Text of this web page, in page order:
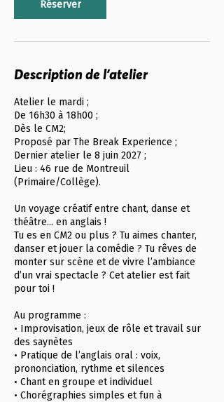
p
Réserver
Description de l'atelier
Atelier le mardi ;
De 16h30 à 18h00 ;
Dès le CM2;
Proposé par The Break Experience ;
Dernier atelier le 8 juin 2027 ;
Lieu : 46 rue de Montreuil
(Primaire/Collège).
Un voyage créatif entre chant, danse et
théâtre... en anglais !
Tu es en CM2 ou plus ? Tu aimes chanter,
danser et jouer la comédie ? Tu rêves de
monter sur scène et de vivre l’ambiance
d’un vrai spectacle ? Cet atelier est fait
pour toi !
Au programme :
• Improvisation, jeux de rôle et travail sur
des saynètes
• Pratique de l’anglais oral : voix,
prononciation, rythme et silences
• Chant en groupe et individuel
• Chorégraphies simples et fun à